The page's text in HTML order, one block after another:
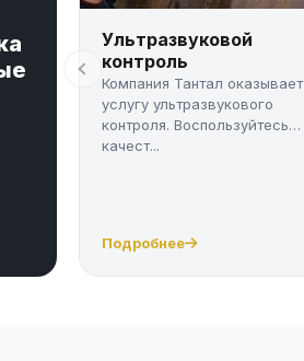
Ультразвуковой
контроль
Компания Тантал оказывает
услугу ультразвукового
контроля. Воспользуйтесь
качест...
Подробнее